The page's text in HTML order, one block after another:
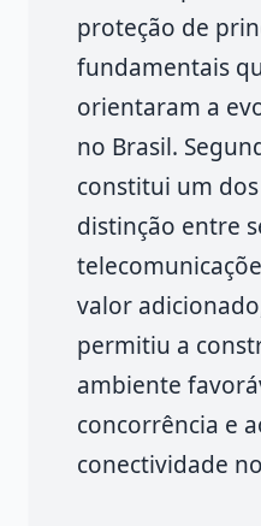
proteção de
fundamentais
orientaram a
no Brasil.
constitui um
distinção entre
valor
permitiu a
ambiente
concorrência e
conectividade